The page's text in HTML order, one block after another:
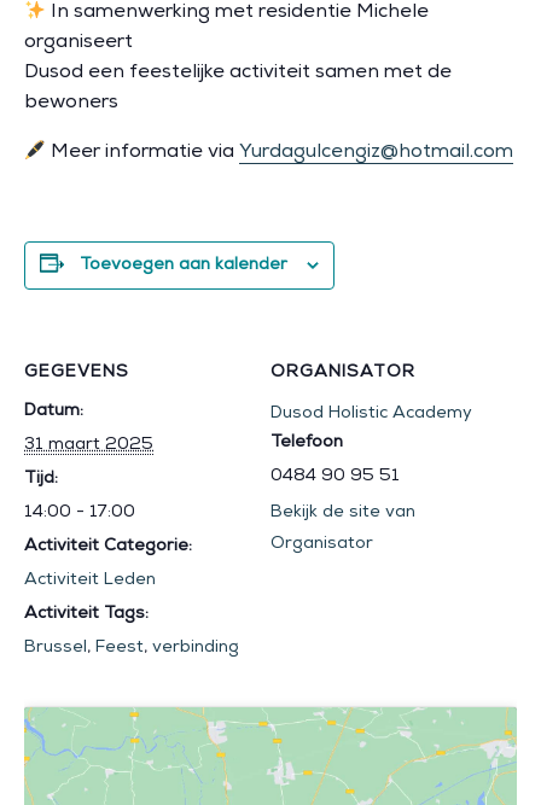
In samenwerking met residentie Michele
organiseert
Dusod een feestelijke activiteit samen met de
bewoners
Meer informatie via Yurdagulcengiz@hotmail.com
Toevoegen aan kalender
GEGEVENS
Datum:
31 maart 2025
Tijd:
14:00 - 17:00
Activiteit Categorie:
Activiteit Leden
Activiteit Tags:
Brussel, Feest, verbinding
ORGANISATOR
Dusod Holistic Academy
Telefoon
0484 90 95 51
Bekijk de site van
Organisator